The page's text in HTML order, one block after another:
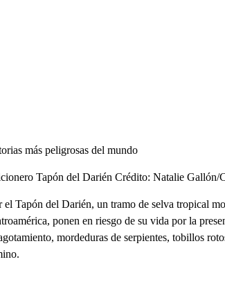
más peligrosas del mundo
Tapón del Darién Crédito: Natalie Gallón/
el Tapón del Darién, un tramo de selva tropical
ponen en riesgo de su vida por la
mordeduras de serpientes, tobillos